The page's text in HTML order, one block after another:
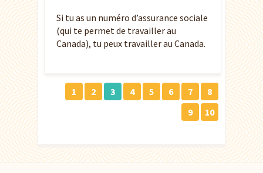
Si tu as un numéro d’assurance sociale
(qui te permet de travailler au
Canada), tu peux travailler au Canada.
1 2 3 4 5 6 7
8
9
10